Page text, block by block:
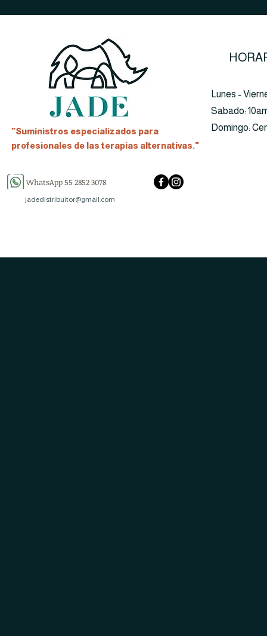
"Suministros especializados para
profesionales de las terapias alternativas."
WhatsApp 55 2852 3078
jadedistribuitor@gmail.com
Lunes -
​​Sabado:
​Domingo: